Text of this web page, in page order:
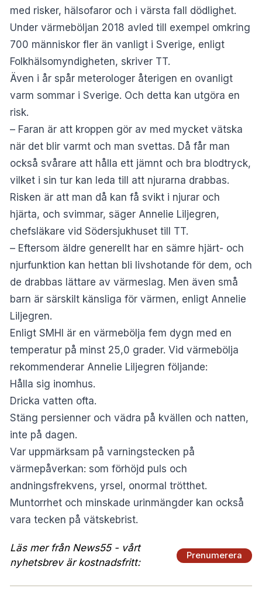
med risker, hälsofaror och i värsta fall dödlighet.
Under värmeböljan 2018 avled till exempel omkring
700 människor fler än vanligt i Sverige, enligt
Folkhälsomyndigheten, skriver TT.
Även i år spår meterologer återigen en ovanligt
varm sommar i Sverige. Och detta kan utgöra en
risk.
– Faran är att kroppen gör av med mycket vätska
när det blir varmt och man svettas. Då får man
också svårare att hålla ett jämnt och bra blodtryck,
vilket i sin tur kan leda till att njurarna drabbas.
Risken är att man då kan få svikt i njurar och
hjärta, och svimmar, säger Annelie Liljegren,
chefsläkare vid Södersjukhuset till TT.
– Eftersom äldre generellt har en sämre hjärt- och
njurfunktion kan hettan bli livshotande för dem, och
de drabbas lättare av värmeslag. Men även små
barn är särskilt känsliga för värmen, enligt Annelie
Liljegren.
Enligt SMHI är en värmebölja fem dygn med en
temperatur på minst 25,0 grader. Vid värmebölja
rekommenderar Annelie Liljegren följande:
Hålla sig inomhus.
Dricka vatten ofta.
Stäng persienner och vädra på kvällen och natten,
inte på dagen.
Var uppmärksam på varningstecken på
värmepåverkan: som förhöjd puls och
andningsfrekvens, yrsel, onormal trötthet.
Muntorrhet och minskade urinmängder kan också
vara tecken på vätskebrist.
Läs mer från News55 - vårt
nyhetsbrev är kostnadsfritt:
Prenumerera